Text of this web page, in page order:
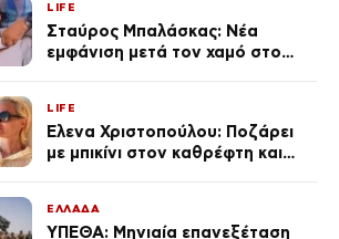
εκ. likes
LIFE
Σταύρος Μπαλάσκας: Νέα
εμφάνιση μετά τον χαμό στο
LIFE
Έλενα Χριστοπούλου: Ποζάρει
με μπικίνι στον καθρέφτη και
καθεμία…» (Βίντεο)
ΕΛΛΑΔΑ
ΥΠΕΘΑ: Μηνιαία επανεξέταση